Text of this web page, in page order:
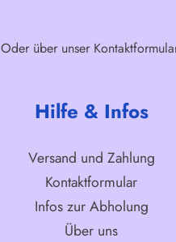
Oder über unser
Hilfe & Infos
Versand und Zahlung
Kontaktformular
Infos zur Abholung
Über uns